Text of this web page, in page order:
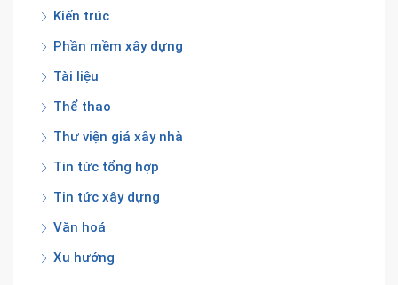
Kiến trúc
Phần mềm xây dựng
Tài liệu
Thể thao
Thư viện giá xây nhà
Tin tức tổng hợp
Tin tức xây dựng
Văn hoá
Xu hướng